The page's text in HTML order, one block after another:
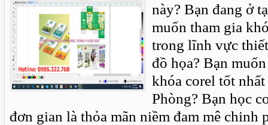
này? Bạn đang ở
muốn tham gia
trong lĩnh vực
đồ họa? Bạn
khóa corel tốt
Phòng? Bạn học
đơn gian là thỏa mãn niềm đam mê chinh